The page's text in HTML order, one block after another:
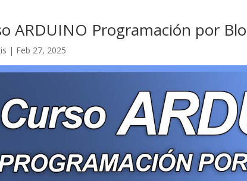
ARDUINO Programación por
| Feb 27, 2025